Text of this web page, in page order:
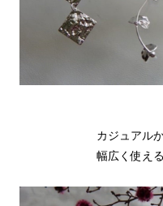
カジュアル
幅広く使え